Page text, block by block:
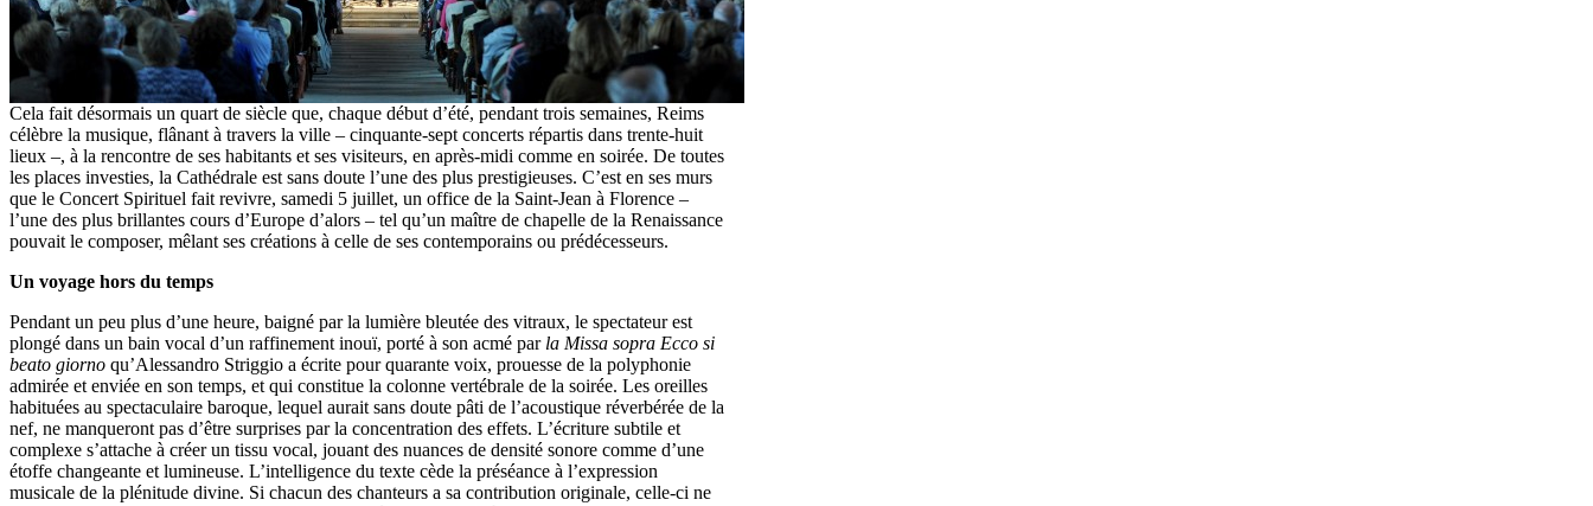
Cela fait désormais un quart de siècle que, chaque début d’été, pendant trois semaines, Reims
célèbre la musique, flânant à travers la ville – cinquante-sept concerts répartis dans trente-huit
lieux –, à la rencontre de ses habitants et ses visiteurs, en après-midi comme en soirée. De toutes
les places investies, la Cathédrale est sans doute l’une des plus prestigieuses. C’est en ses murs
que le Concert Spirituel fait revivre, samedi 5 juillet, un office de la Saint-Jean à Florence –
l’une des plus brillantes cours d’Europe d’alors – tel qu’un maître de chapelle de la Renaissance
pouvait le composer, mêlant ses créations à celle de ses contemporains ou prédécesseurs.
Un voyage hors du temps
Pendant un peu plus d’une heure, baigné par la lumière bleutée des vitraux, le spectateur est
plongé dans un bain vocal d’un raffinement inouï, porté à son acmé par la Missa sopra Ecco si
beato giorno qu’Alessandro Striggio a écrite pour quarante voix, prouesse de la polyphonie
admirée et enviée en son temps, et qui constitue la colonne vertébrale de la soirée. Les oreilles
habituées au spectaculaire baroque, lequel aurait sans doute pâti de l’acoustique réverbérée de la
nef, ne manqueront pas d’être surprises par la concentration des effets. L’écriture subtile et
complexe s’attache à créer un tissu vocal, jouant des nuances de densité sonore comme d’une
étoffe changeante et lumineuse. L’intelligence du texte cède la préséance à l’expression
musicale de la plénitude divine. Si chacun des chanteurs a sa contribution originale, celle-ci ne